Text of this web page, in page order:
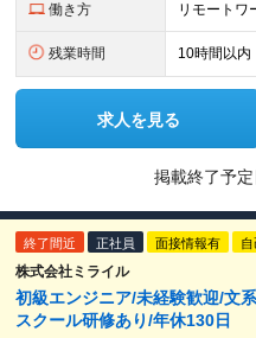
働き方 リモートワ
残業時間 10時間以内
求人を見る
掲載終了予定
終了間近 正社員 面接情報有
株式会社ミライル
初級エンジニア/未経験歓迎/文
スクール研修あり/年休130日